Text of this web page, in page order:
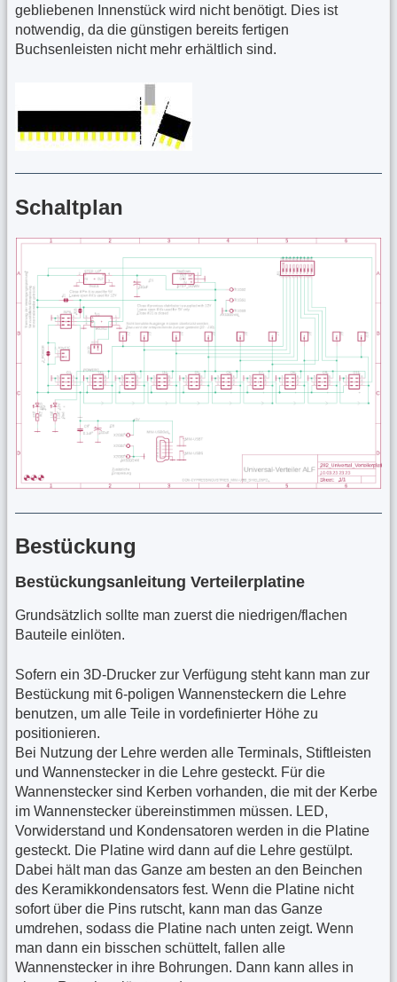
gebliebenen Innenstück wird nicht benötigt. Dies ist
notwendig, da die günstigen bereits fertigen
Buchsenleisten nicht mehr erhältlich sind.
Schaltplan
Bestückung
Bestückungsanleitung Verteilerplatine
Grundsätzlich sollte man zuerst die niedrigen/flachen
Bauteile einlöten.
Sofern ein 3D-Drucker zur Verfügung steht kann man zur
Bestückung mit 6-poligen Wannensteckern die Lehre
benutzen, um alle Teile in vordefinierter Höhe zu
positionieren.
Bei Nutzung der Lehre werden alle Terminals, Stiftleisten
und Wannenstecker in die Lehre gesteckt. Für die
Wannenstecker sind Kerben vorhanden, die mit der Kerbe
im Wannenstecker übereinstimmen müssen. LED,
Vorwiderstand und Kondensatoren werden in die Platine
gesteckt. Die Platine wird dann auf die Lehre gestülpt.
Dabei hält man das Ganze am besten an den Beinchen
des Keramikkondensators fest. Wenn die Platine nicht
sofort über die Pins rutscht, kann man das Ganze
umdrehen, sodass die Platine nach unten zeigt. Wenn
man dann ein bisschen schüttelt, fallen alle
Wannenstecker in ihre Bohrungen. Dann kann alles in